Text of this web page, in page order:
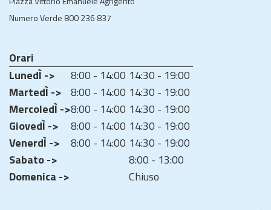
Numero Verde 800 236 837
Orari
LunedÌ ->
8:00 - 14:00 14:30 - 19:00
MartedÌ -> 8:00 - 14:00 14:30 - 19:00
MercoledÌ ->8:00 - 14:00 14:30 - 19:00
GiovedÌ ->
8:00 - 14:00 14:30 - 19:00
VenerdÌ ->
8:00 - 14:00 14:30 - 19:00
Sabato ->
8:00 - 13:00
Domenica ->
Chiuso